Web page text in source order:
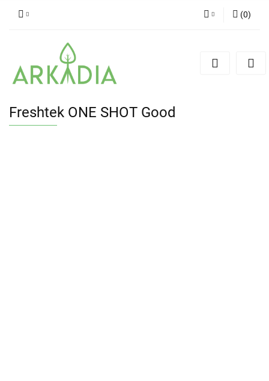
(0)
Freshtek ONE SHOT Good